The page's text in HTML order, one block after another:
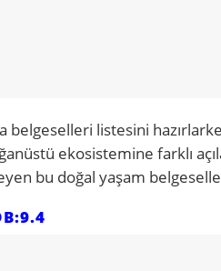
listesini
ekosistemine farklı
bu doğal yaşam